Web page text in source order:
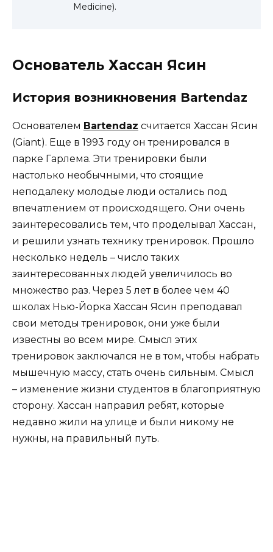
Medicine).
Основатель Хассан Ясин
История возникновения Bartendaz
Основателем Bartendaz считается Хассан Ясин
(Giant). Еще в 1993 году он тренировался в
парке Гарлема. Эти тренировки были
настолько необычными, что стоящие
неподалеку молодые люди остались под
впечатлением от происходящего. Они очень
заинтересовались тем, что проделывал Хассан,
и решили узнать технику тренировок. Прошло
несколько недель – число таких
заинтересованных людей увеличилось во
множество раз. Через 5 лет в более чем 40
школах Нью-Йорка Хассан Ясин преподавал
свои методы тренировок, они уже были
известны во всем мире. Смысл этих
тренировок заключался не в том, чтобы набрать
мышечную массу, стать очень сильным. Смысл
– изменение жизни студентов в благоприятную
сторону. Хассан направил ребят, которые
недавно жили на улице и были никому не
нужны, на правильный путь.